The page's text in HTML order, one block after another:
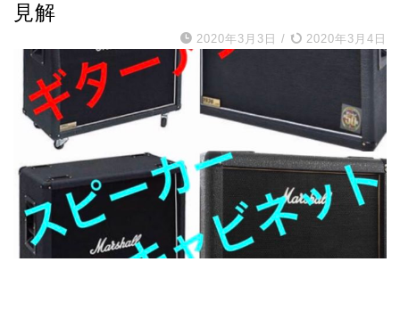
見解
2020年3月3日 / 2020年3月4日